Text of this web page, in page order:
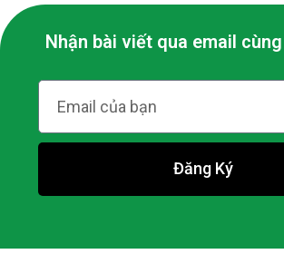
Nhận bài viết qua email
Đăng Ký